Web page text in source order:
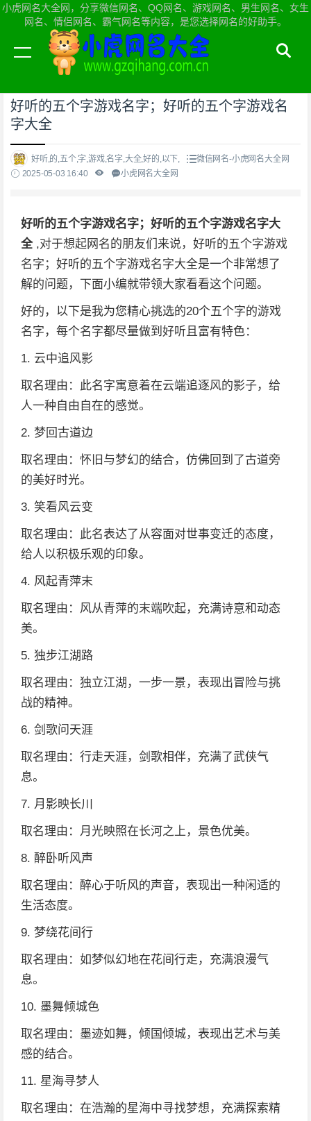
小虎网名大全网，分享微信网名、QQ网名、游戏网名、男生网名、女生
网名、情侣网名、霸气网名等内容，是您选择网名的好助手。
当前位置：小虎网名大全网首页>微信网名
好听的五个字游戏名字；好听的五个字游戏名
字大全
好听,的,五个,字,游戏,名字,大全,好的,以下,
微信网名-小虎网名大全网
2025-05-03 16:40
小虎网名大全网
好听的五个字游戏名字；好听的五个字游戏名字大
全 ,对于想起网名的朋友们来说，好听的五个字游戏
名字；好听的五个字游戏名字大全是一个非常想了
解的问题，下面小编就带领大家看看这个问题。
好的，以下是我为您精心挑选的20个五个字的游戏
名字，每个名字都尽量做到好听且富有特色：
1. 云中追风影
取名理由：此名字寓意着在云端追逐风的影子，给
人一种自由自在的感觉。
2. 梦回古道边
取名理由：怀旧与梦幻的结合，仿佛回到了古道旁
的美好时光。
3. 笑看风云变
取名理由：此名表达了从容面对世事变迁的态度，
给人以积极乐观的印象。
4. 风起青萍末
取名理由：风从青萍的末端吹起，充满诗意和动态
美。
5. 独步江湖路
取名理由：独立江湖，一步一景，表现出冒险与挑
战的精神。
6. 剑歌问天涯
取名理由：行走天涯，剑歌相伴，充满了武侠气
息。
7. 月影映长川
取名理由：月光映照在长河之上，景色优美。
8. 醉卧听风声
取名理由：醉心于听风的声音，表现出一种闲适的
生活态度。
9. 梦绕花间行
取名理由：如梦似幻地在花间行走，充满浪漫气
息。
10. 墨舞倾城色
取名理由：墨迹如舞，倾国倾城，表现出艺术与美
感的结合。
11. 星海寻梦人
取名理由：在浩瀚的星海中寻找梦想，充满探索精